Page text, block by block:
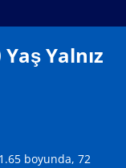
Yalnız
boyunda, 72